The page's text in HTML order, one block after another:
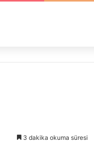
3 dakika okuma süresi